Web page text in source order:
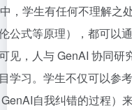
中，学生有任何不理解之
公式等原理），都可以
见，人与 GenAI 协同研
学习。学生不仅可以参
GenAI自我纠错的过程）